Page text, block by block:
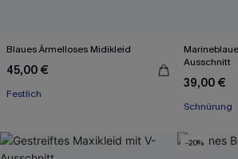
Blaues Ärmelloses Midikleid
45,00 €
Festlich
Ausschnitt
39,00 €
Schnürung
-20%